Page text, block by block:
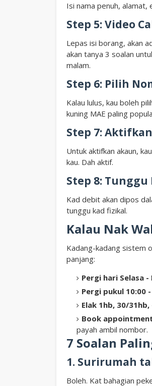
Isi nama penuh, alamat,
Step 5: Video
Lepas isi borang, akan
akan tanya 3 soalan
malam.
Step 6: Pilih
Kalau lulus, kau boleh
kuning MAE paling
Step 7:
Untuk aktifkan akaun,
kau. Dah aktif.
Step 8: Tunggu
Kad debit akan dipos
tunggu kad fizikal.
Kalau Nak
Kadang-kadang sistem
panjang:
Pergi hari Selasa -
Pergi pukul 10:00
Elak 1hb, 30/
Book
payah ambil nombor.
7 Soalan
1. Surirumah
Boleh. Kat bahagian